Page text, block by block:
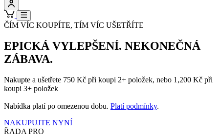
ČÍM VÍC KOUPÍTE, TÍM VÍC UŠETŘÍTE
EPICKÁ VYLEPŠENÍ. NEKONEČNÁ
ZÁBAVA.
Nakupte a ušetřete 750 Kč při koupi 2+ položek, nebo 1,200 Kč při
koupi 3+ položek
Nabídka platí po omezenou dobu. Platí podmínky.
NAKUPUJTE NYNÍ
ŘADA PRO